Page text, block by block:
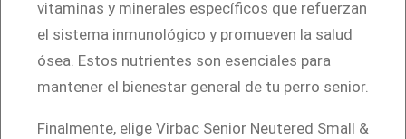
vitaminas y minerales específicos que refuerzan
el sistema inmunológico y promueven la salud
ósea. Estos nutrientes son esenciales para
mantener el bienestar general de tu perro senior.
Finalmente, elige Virbac Senior Neutered Small &